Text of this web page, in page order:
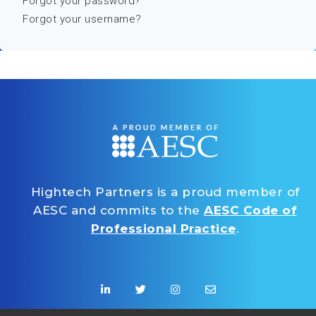
Forgot your username?
Hightech Partners is a proud member of
AESC and commits to the AESC Code of
Professional Practice.